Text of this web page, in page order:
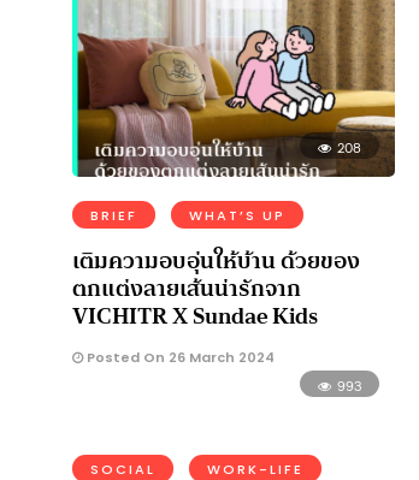
208
BRIEF WHAT’S UP
เติมความอบอุ่นให้บ้าน ด้วยของ
ตกแต่งลายเส้นน่ารักจาก
VICHITR X Sundae Kids
Posted On 26 March 2024
993
SOCIAL WORK-LIFE